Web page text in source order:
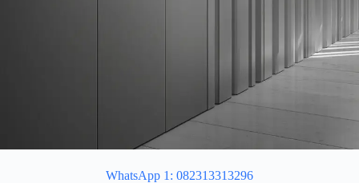
WhatsApp 1: 082313313296